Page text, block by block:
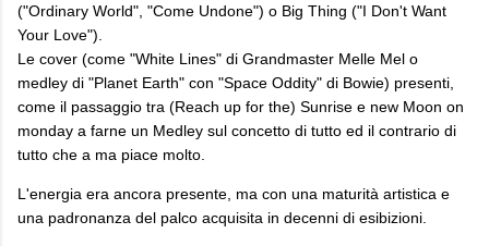
("Ordinary World", "Come Undone") o Big Thing ("I Don't Want
Your Love").
Le cover (come "White Lines" di Grandmaster Melle Mel o
medley di "Planet Earth" con "Space Oddity" di Bowie) presenti,
come il passaggio tra (Reach up for the) Sunrise e new Moon on
monday a farne un Medley sul concetto di tutto ed il contrario di
tutto che a ma piace molto.
L'energia era ancora presente, ma con una maturità artistica e
una padronanza del palco acquisita in decenni di esibizioni.